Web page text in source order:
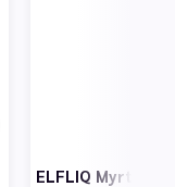
ELFLIQ Myrtille